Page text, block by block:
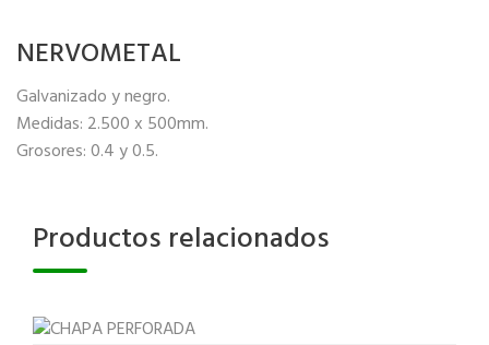
NERVOMETAL
Galvanizado y negro.
Medidas: 2.500 x 500mm.
Grosores: 0.4 y 0.5.
Productos relacionados